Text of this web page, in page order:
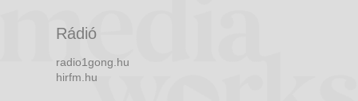
Rádió
radio1gong.hu
hirfm.hu